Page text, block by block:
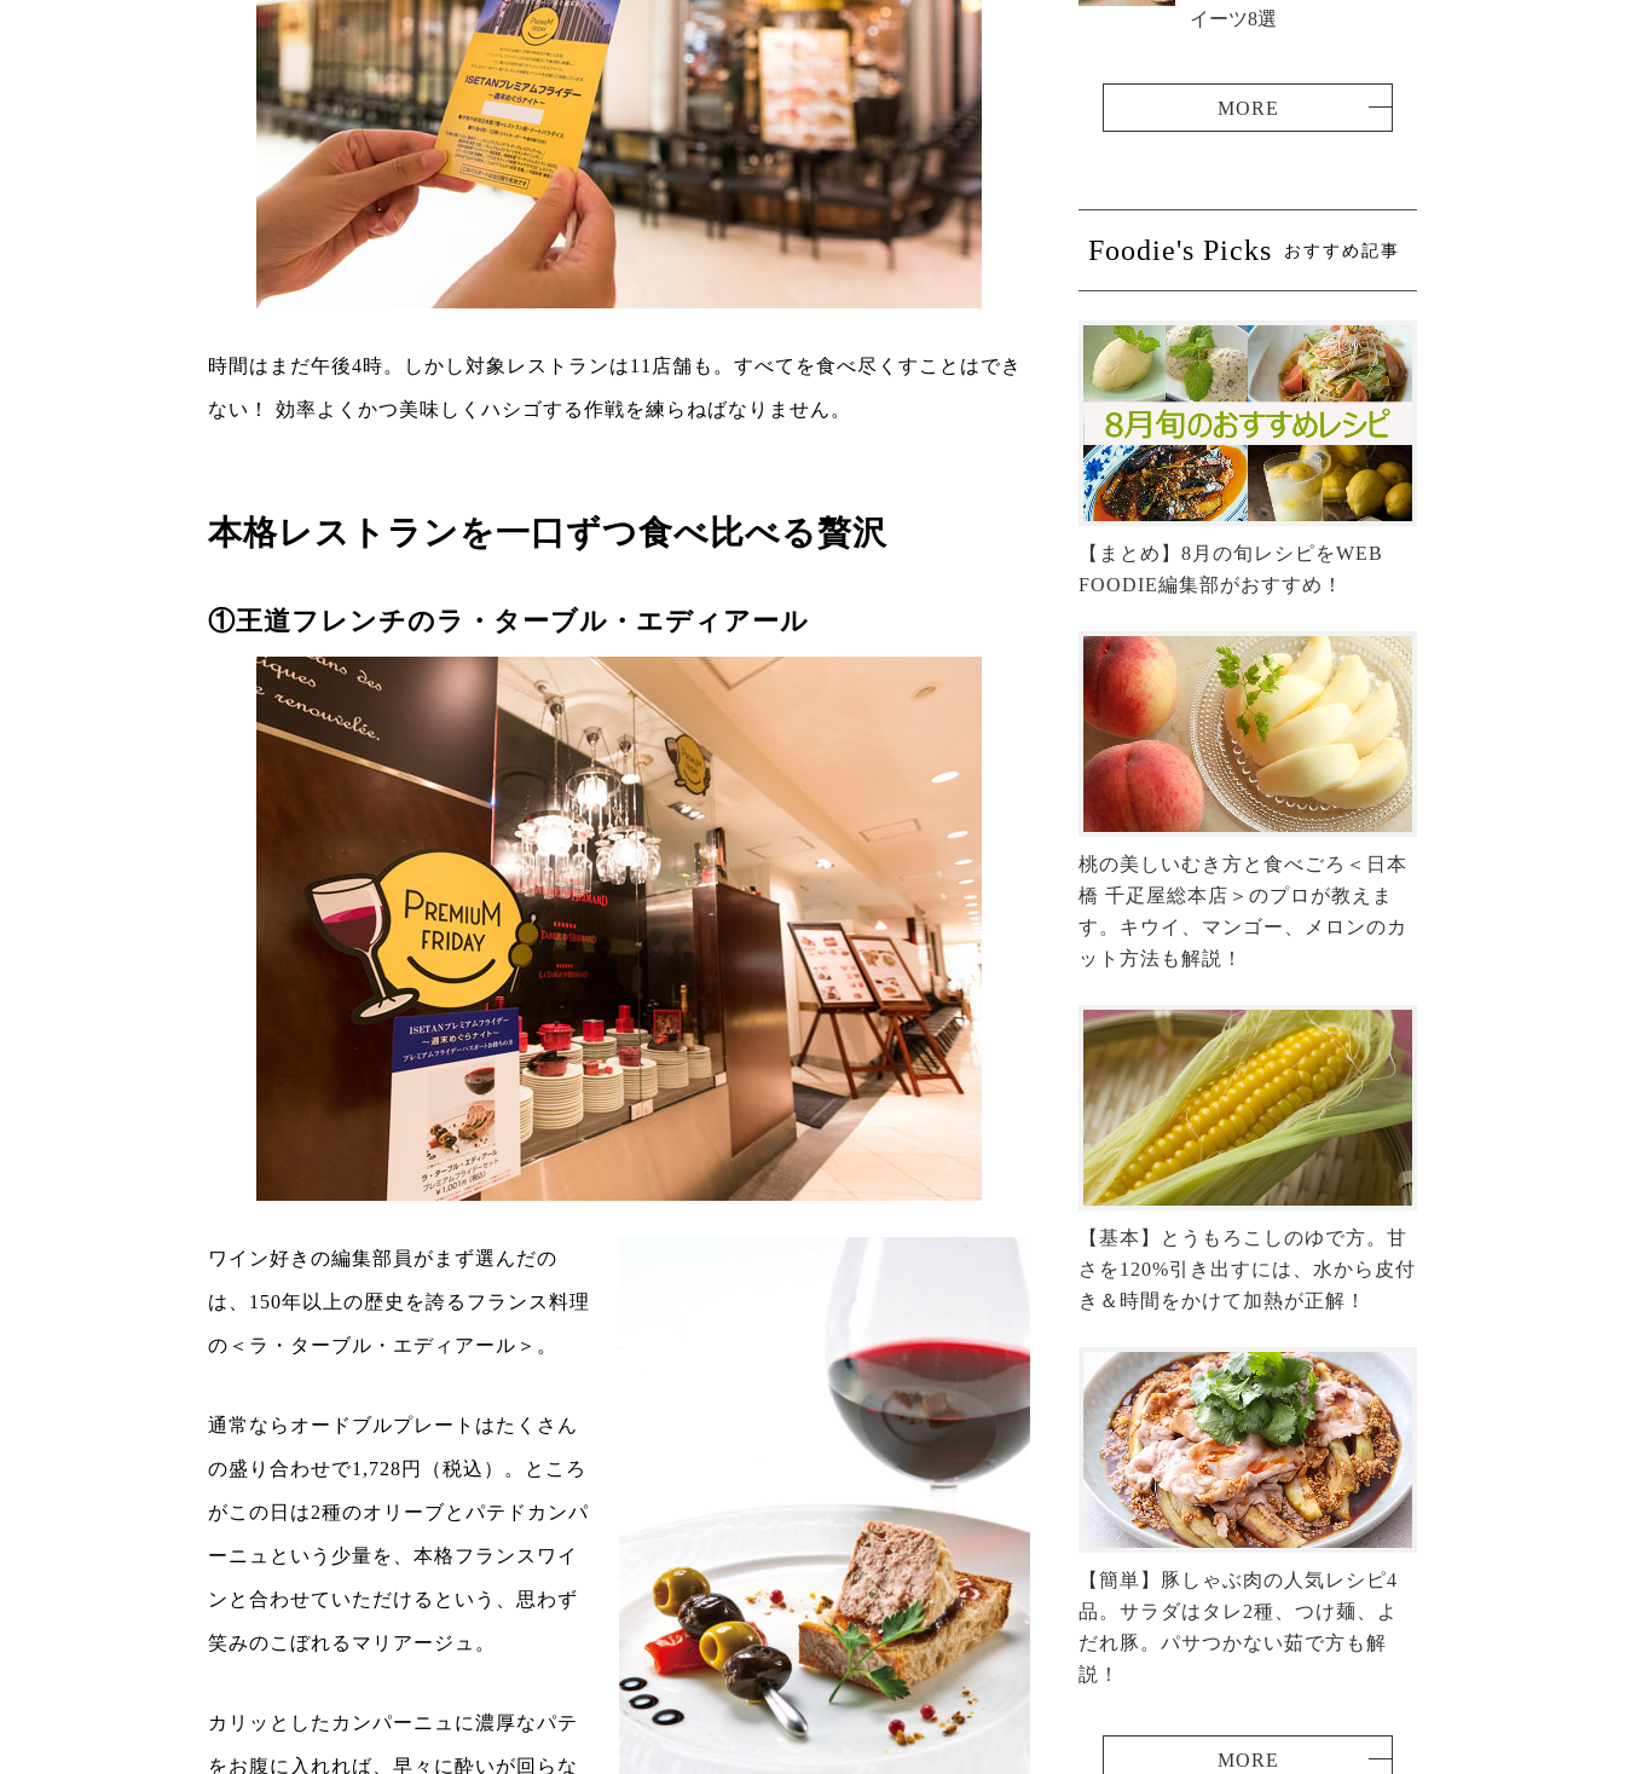
時間はまだ午後4時。しかし対象レストランは11店舗も。すべてを食べ尽くすことはでき
ない！ 効率よくかつ美味しくハシゴする作戦を練らねばなりません。
本格レストランを一口ずつ食べ比べる贅沢
①王道フレンチのラ・ターブル・エディアール
ワイン好きの編集部員がまず選んだの
は、150年以上の歴史を誇るフランス料理
の＜ラ・ターブル・エディアール＞。
通常ならオードブルプレートはたくさん
の盛り合わせで1,728円（税込）。ところ
がこの日は2種のオリーブとパテドカンパ
ーニュという少量を、本格フランスワイ
ンと合わせていただけるという、思わず
笑みのこぼれるマリアージュ。
カリッとしたカンパーニュに濃厚なパテ
をお腹に入れれば、早々に酔いが回らな
イーツ8選
Foodie's Picks おすすめ記事
【まとめ】8月の旬レシピをWEB
FOODIE編集部がおすすめ！
桃の美しいむき方と食べごろ＜日本
橋 千疋屋総本店＞のプロが教えま
す。キウイ、マンゴー、メロンのカ
ット方法も解説！
【基本】とうもろこしのゆで方。甘
さを120%引き出すには、水から皮付
き＆時間をかけて加熱が正解！
【簡単】豚しゃぶ肉の人気レシピ4
品。サラダはタレ2種、つけ麺、よ
だれ豚。パサつかない茹で方も解
説！
MORE